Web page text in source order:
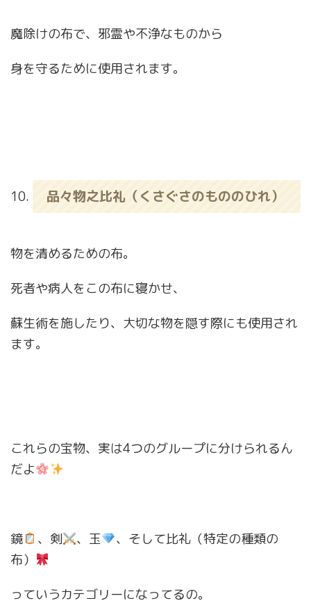
魔除けの布で、邪霊や不浄なものから
身を守るために使用されます。
品々物之比礼（くさぐさのもののひれ）
物を清めるための布。
死者や病人をこの布に寝かせ、
蘇生術を施したり、大切な物を隠す際にも使用され
ます。
これらの宝物、実は4つのグループに分けられるん
だよ
鏡 、剣 、玉
、そして比礼（特定の種類の
布）
っていうカテゴリーになってるの。